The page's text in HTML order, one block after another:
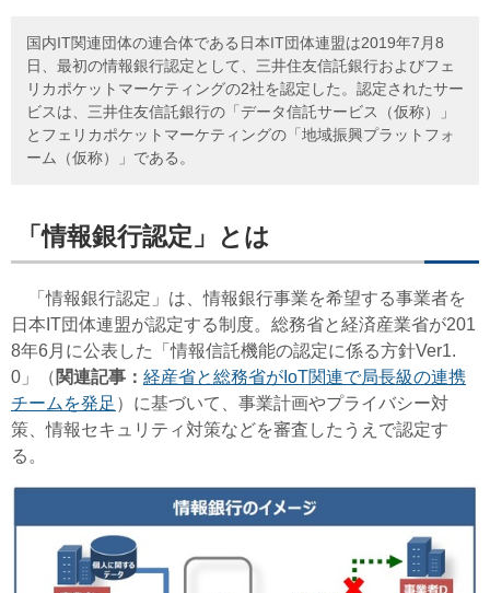
国内IT関連団体の連合体である日本IT団体連盟は2019年7月8
日、最初の情報銀行認定として、三井住友信託銀行およびフェ
リカポケットマーケティングの2社を認定した。認定されたサー
ビスは、三井住友信託銀行の「データ信託サービス（仮称）」
とフェリカポケットマーケティングの「地域振興プラットフォ
ーム（仮称）」である。
「情報銀行認定」とは
「情報銀行認定」は、情報銀行事業を希望する事業者を
日本IT団体連盟が認定する制度。総務省と経済産業省が201
8年6月に公表した「情報信託機能の認定に係る方針Ver1.
0」（ 関連記事： 経産省と総務省がIoT関連で局長級の連携
チームを発足 ）に基づいて、事業計画やプライバシー対
策、情報セキュリティ対策などを審査したうえで認定す
る。